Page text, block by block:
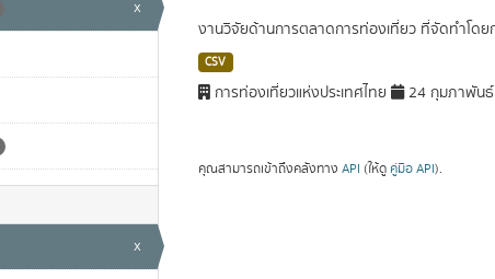
x
x
งานวิจัยด้านการตลาดการท่องเที่ยว ที่จัดทำโดย
CSV
การท่องเที่ยวแห่งประเทศไทย 24 กุมภาพัน
คุณสามารถเข้าถึงคลังทาง API (ให้ดู คู่มือ API).